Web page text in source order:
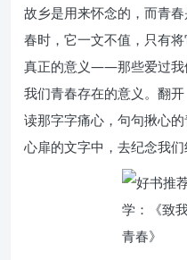
故乡是用来怀念的，而青
春时，它一文不值，只有
真正的意义——那些爱过我
我们青春存在的意义。翻
读那字字痛心，句句揪心
心扉的文字中，去纪念我